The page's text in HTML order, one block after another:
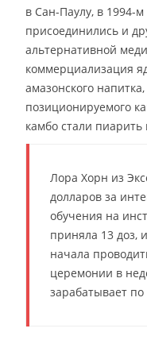
в Сан-Паулу, в 1994-
присоединились и
альтернативной
коммерциализация
амазонского
позиционируемого
камбо стали
Лора Хорн из
долларов за
обучения на
приняла 13 доз,
начала
церемонии в
зарабатывает